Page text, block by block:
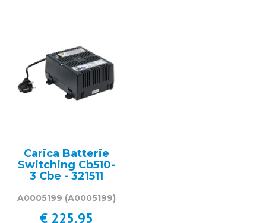
Carica Batterie
Switching Cb510-
3 Cbe - 321511
A0005199 (A0005199)
€ 225,95